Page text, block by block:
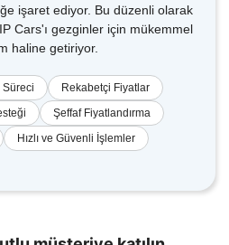
işaret ediyor. Bu düzenli olarak
Cars'ı gezginler için mükemmel
haline getiriyor.
Süreci
Rekabetçi Fiyatlar
Şeffaf Fiyatlandırma
Hızlı ve Güvenli İşlemler